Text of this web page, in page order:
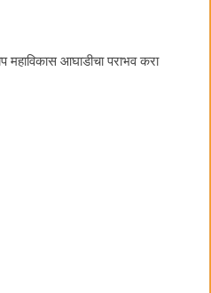
महाविकास आघाडीचा पराभव करा